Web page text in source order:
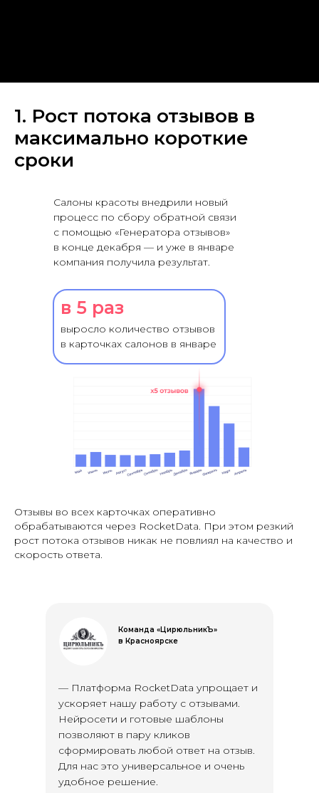
1. Рост потока отзывов в
максимально короткие
сроки
Салоны красоты внедрили новый
процесс по сбору обратной связи
с помощью «Генератора отзывов»
в конце декабря — и уже в январе
компания получила результат.
выросло количество отзывов
в карточках салонов в январе
в 5 раз
Отзывы во всех карточках оперативно
обрабатываются через RocketData. При этом резкий
рост потока отзывов никак не повлиял на качество и
скорость ответа.
— Платформа RocketData упрощает и
ускоряет нашу работу с отзывами.
Нейросети и готовые шаблоны
позволяют в пару кликов
сформировать любой ответ на отзыв.
Для нас это универсальное и очень
удобное решение.
Команда «ЦирюльникЪ»
в Красноярске